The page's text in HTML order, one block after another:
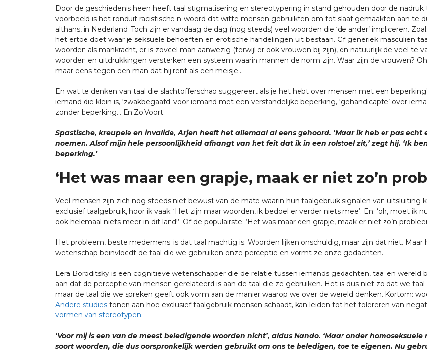
Door de geschiedenis heen heeft taal stigmatisering en stereotypering in stand gehouden door de
voorbeeld is het ronduit racistische n-woord dat witte mensen gebruikten om tot slaaf gemaakten aan te
althans, in Nederland. Toch zijn er vandaag de dag (nog steeds) veel woorden die ‘de ander’ impliceren.
het ertoe doet waar je seksuele behoeften en erotische handelingen uit bestaan. Of generiek masculien
woorden als mankracht, er is zoveel man aanwezig (terwijl er ook vrouwen bij zijn), en natuurlijk de veel te
woorden en uitdrukkingen versterken een systeem waarin mannen de norm zijn. Waar zijn de vrouwen?
maar eens tegen een man dat hij rent als een meisje…
En wat te denken van taal die slachtofferschap suggereert als je het hebt over mensen met een
iemand die klein is, ‘zwakbegaafd’ voor iemand met een verstandelijke beperking, ‘gehandicapte’ over
zonder beperking… En.Zo.Voort.
Spastische, kreupele en invalide, Arjen heeft het allemaal al eens gehoord. ‘Maar ik heb er pas echt
noemen. Alsof mijn hele persoonlijkheid afhangt van het feit dat ik in een rolstoel zit,’ zegt hij. ‘Ik
beperking.’
‘Het was maar een grapje, maak er niet zo’n
Veel mensen zijn zich nog steeds niet bewust van de mate waarin hun taalgebruik signalen van uitsluiting
exclusief taalgebruik, hoor ik vaak: ‘Het zijn maar woorden, ik bedoel er verder niets mee’. En: ‘oh, moet
ook helemaal niets meer in dit land!’. Of de populairste: ‘Het was maar een grapje, maak er niet zo’n
Het probleem, beste medemens, is dat taal machtig is. Woorden lijken onschuldig, maar zijn dat niet.
wetenschap beïnvloedt de taal die we gebruiken onze perceptie en vormt ze onze gedachten.
Lera Boroditsky is een cognitieve wetenschapper die de relatie tussen iemands gedachten, taal en
aan dat de perceptie van mensen gerelateerd is aan de taal die ze gebruiken. Het is dus niet zo dat we
maar de taal die we spreken geeft ook vorm aan de manier waarop we over de wereld denken. Kortom:
Andere studies tonen aan hoe exclusief taalgebruik mensen schaadt, kan leiden tot het tolereren van
vormen van stereotypen.
‘Voor mij is een van de meest beledigende woorden nicht’, aldus Nando. ‘Maar onder
soort woorden, die dus oorspronkelijk werden gebruikt om ons te beledigen, toe te eigenen. Nu